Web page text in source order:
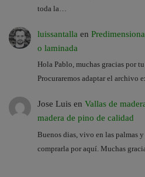
toda la…
luissantalla en
o laminada
Hola Pablo, muchas gracias por
Procuraremos adaptar el archivo
Jose Luis en Vallas de
madera de pino de calidad
Buenos dias, vivo en las palmas
comprarla por aquí. Muchas